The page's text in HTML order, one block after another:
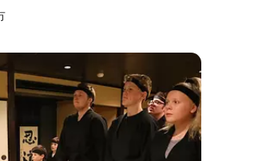
語る品々が蔵出しされ、お伊勢